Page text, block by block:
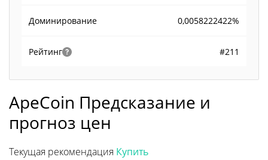
Доминирование 0,0058222422%
Рейтинг #211
ApeCoin Предсказание и
прогноз цен
Текущая рекомендация Купить